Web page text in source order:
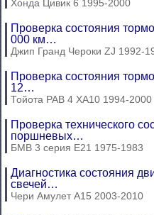
Хонда Цивик 6 1995-2000
Проверка состояния
000 км…
Джип Гранд Чероки ZJ 1992-
Проверка состояния
12…
Тойота РАВ 4 ХА10 1994-2000
Проверка технического
поршневых…
БМВ 3 серия Е21 1975-1983
Диагностика состояния
свечей…
Чери Амулет А15 2003-2010